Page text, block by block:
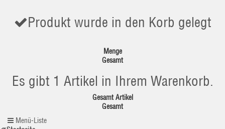
Produkt wurde in den Korb gelegt
Menge
Gesamt
Es gibt 1 Artikel in Ihrem Warenkorb.
Gesamt Artikel
Gesamt
Menü-Liste